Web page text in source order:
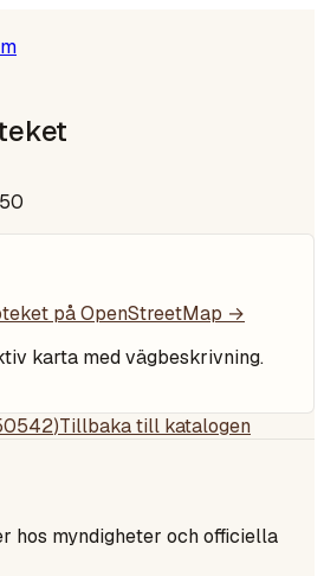
på OpenStreetMap →
karta med vägbeskrivning.
)Tillbaka till katalogen
hos myndigheter och officiella